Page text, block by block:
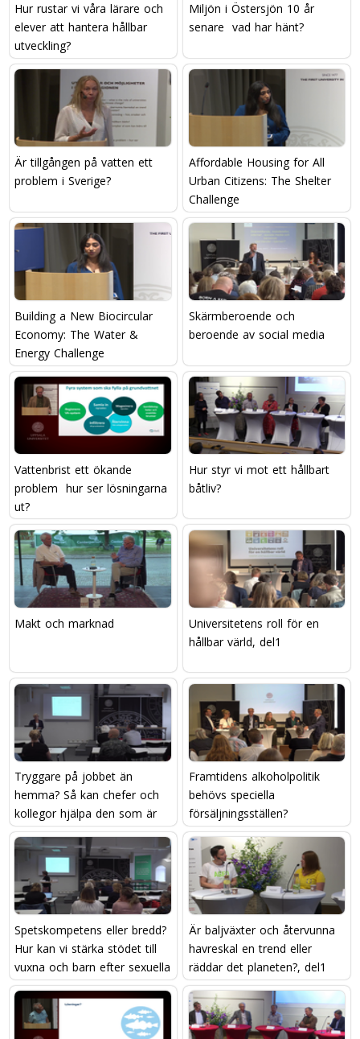
Hur rustar vi våra lärare och
elever att hantera hållbar
utveckling?
Miljön i Östersjön 10 år
senare  vad har hänt?
Är tillgången på vatten ett
problem i Sverige?
Affordable Housing for All
Urban Citizens: The Shelter
Challenge
Building a New Biocircular
Economy: The Water &
Energy Challenge
Skärmberoende och
beroende av social media
Vattenbrist ett ökande
problem  hur ser lösningarna
ut?
Hur styr vi mot ett hållbart
båtliv?
Makt och marknad
Universitetens roll för en
hållbar värld, del1
Tryggare på jobbet än
hemma? Så kan chefer och
kollegor hjälpa den som är
utsatt för våld
Framtidens alkoholpolitik 
behövs speciella
försäljningsställen?
Spetskompetens eller bredd?
Hur kan vi stärka stödet till
vuxna och barn efter sexuella
övergrepp?
Är baljväxter och återvunna
havreskal en trend eller
räddar det planeten?, del1